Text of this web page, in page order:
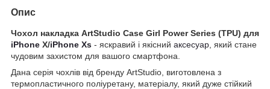
Опис
Чохол накладка ArtStudio Case Girl Power Series (TPU) для
iPhone X/iPhone Xs - яскравий і якісний аксесуар , який стане
чудовим захистом для вашого смартфона.
Дана серія чохлів від бренду ArtStudio, виготовлена з
термопластичного поліуретану, матеріалу, який дуже стійкий